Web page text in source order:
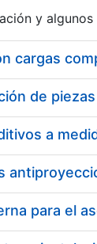
y
cargas
de piezas